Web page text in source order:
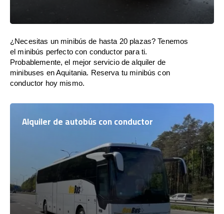
¿Necesitas un minibús de hasta 20 plazas? Tenemos
el minibús perfecto con conductor para ti.
Probablemente, el mejor servicio de alquiler de
minibuses en Aquitania. Reserva tu minibús con
conductor hoy mismo.
Alquiler de autobús con conductor